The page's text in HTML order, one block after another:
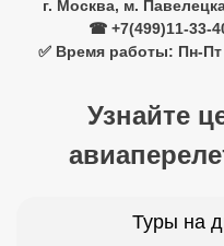
г. Москва, м.
☎ +7(499)11-33-
✅ Время работы: Пн-
Узнайте
Туры на
Сетевые отели Маврикия